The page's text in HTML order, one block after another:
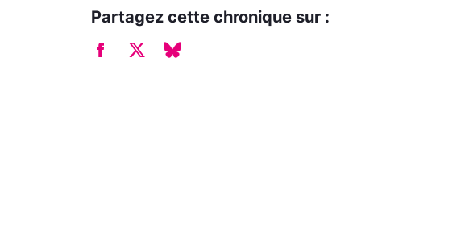
Partagez cette chronique sur :